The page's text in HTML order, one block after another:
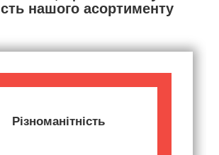
нашого асортименту
Різноманітність